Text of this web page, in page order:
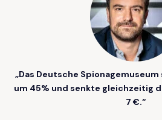
„Das Deutsche
um 45% und senkte gleichzeitig
7 €.“